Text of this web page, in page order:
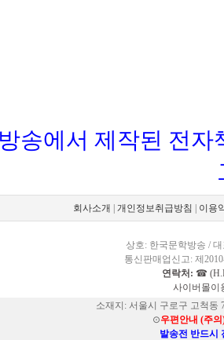
송에서 제작된 전자
회사소개 개인정보취급방침 이용
상호: 한국문학방송 /
통신판매업신고: 제
연락처: ☎
사이버몰이
소재지: 서울시 구로구 고척동
⊙우편안내 (주
발송전 반드시